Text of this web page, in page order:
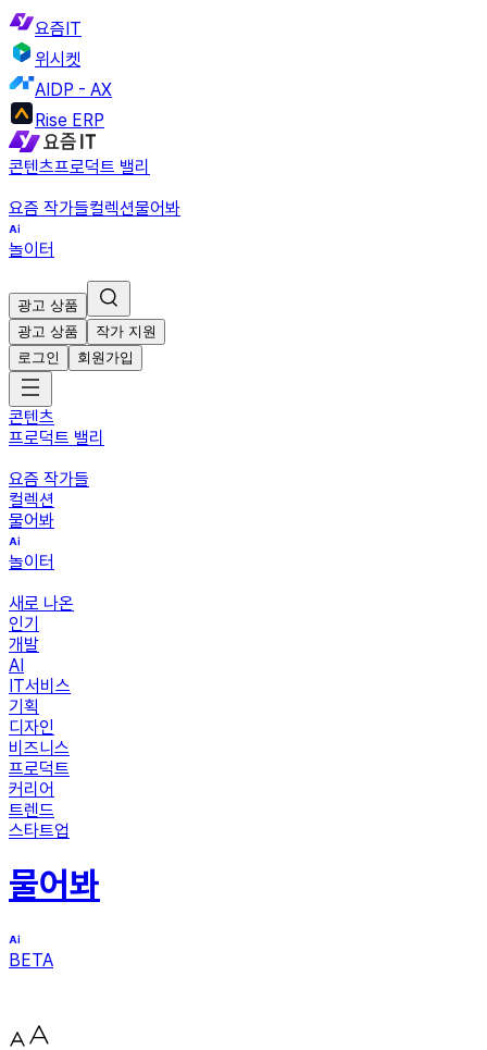
요즘IT
위시켓
AIDP - AX
Rise ERP
콘텐츠프로덕트 밸리
요즘 작가들컬렉션물어봐
놀이터
광고 상품
광고 상품
작가 지원
로그인
회원가입
콘텐츠
프로덕트 밸리
요즘 작가들
컬렉션
물어봐
놀이터
새로 나온
인기
개발
AI
IT서비스
기획
디자인
비즈니스
프로덕트
커리어
트렌드
스타트업
물어봐
BETA